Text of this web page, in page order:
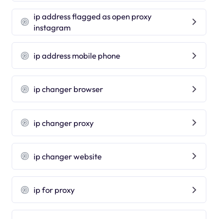
ip address flagged as open proxy
instagram
ip address mobile phone
ip changer browser
ip changer proxy
ip changer website
ip for proxy